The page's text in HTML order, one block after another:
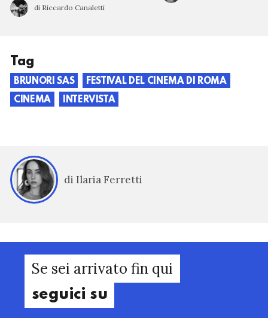
di Riccardo Canaletti
Tag
BRUNORI SAS
FESTIVAL DEL CINEMA DI ROMA
CINEMA
INTERVISTA
di Ilaria Ferretti
Se sei arrivato fin qui
seguici su